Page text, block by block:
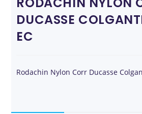
DUCASSE
EC
Rodachin Nylon Corr Ducasse